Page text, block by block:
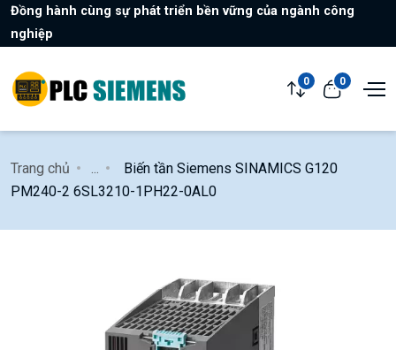
Đồng hành cùng sự phát triển bền vững của ngành công
nghiệp
0 0
Trang chủ
Biến tần Siemens SINAMICS G120
PM240-2 6SL3210-1PH22-0AL0